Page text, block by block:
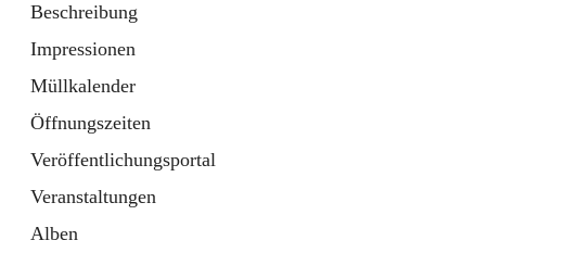
Beschreibung
Impressionen
Müllkalender
Öffnungszeiten
Veröffentlichungsportal
Veranstaltungen
Alben